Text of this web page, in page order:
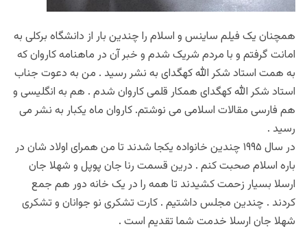
همچنان یک فیلم ساینس و اسلام را چندین بار از دانشگاه برکلی به
امانت گرفتم و با مردم شریک شدم و خبر آن در ماهنامه کاروان که
به همت استاد شکر الله کهگدای به نشر رسید . من به دعوت جناب
استاد شکر الله کهگدای همکار قلمی کاروان شدم . هم به انگلیسی و
هم فارسی مقالات اسلامی می نوشتم. کاروان ماه یکبار به نشر می
رسید .
در سال ۱۹۹۵ چندین خانواده یکجا شدند تا من همرای اولاد شان در
باره اسلام صحبت کنم . درین قسمت رنا جان پوپل و شهلا جان
ارسلا بسیار زحمت کشیدند تا همه را در یک خانه دور هم جمع
کردند . چندین مجلس داشتیم . کارت تشکری نو جوانان و تشکری
شهلا جان ارسلا خدمت شما تقدیم است .